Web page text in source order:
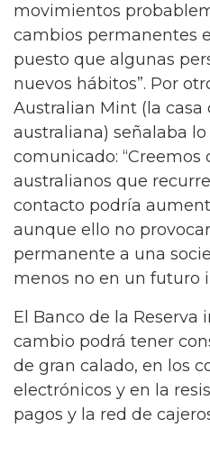
movimientos
cambios permanentes
puesto que algunas
nuevos hábitos”. Por
Australian Mint (la casa
australiana) señalaba
comunicado:
australianos que
contacto podría
aunque ello no
permanente a una
menos no en un futuro
El Banco de la Reserva
cambio podrá tener
de gran calado, en los
electrónicos y en la
pagos y la red de